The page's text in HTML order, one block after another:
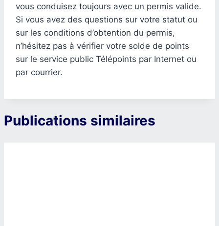
vous conduisez toujours avec un permis valide.
Si vous avez des questions sur votre statut ou
sur les conditions d’obtention du permis,
n’hésitez pas à vérifier votre solde de points
sur le service public Télépoints par Internet ou
par courrier.
Publications similaires